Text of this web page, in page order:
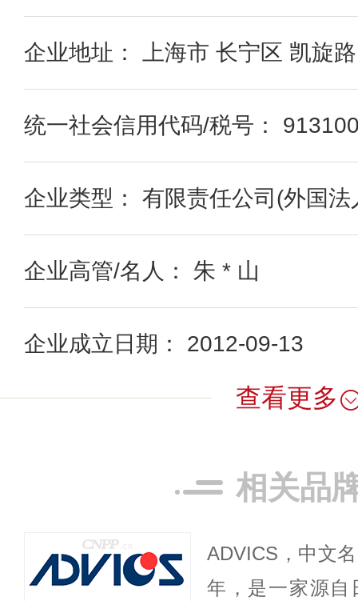
企业地址： 上海市 长宁区 凯旋
统一社会信用代码/税号：
企业类型： 有限责任公司(外国法
企业高管/名人： 朱 * 山
企业成立日期： 2012-09-13
查看更多
相关品
ADVICS，中文
年，是一家源自